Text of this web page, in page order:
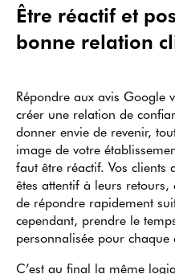
Être réactif et
bonne relation
Répondre aux avis Google
créer une relation de
donner envie de revenir,
image de votre
faut être réactif. Vos clients
êtes attentif à leurs retours,
de répondre rapidement
cependant, prendre le
personnalisée pour chaque
C’est au final la même